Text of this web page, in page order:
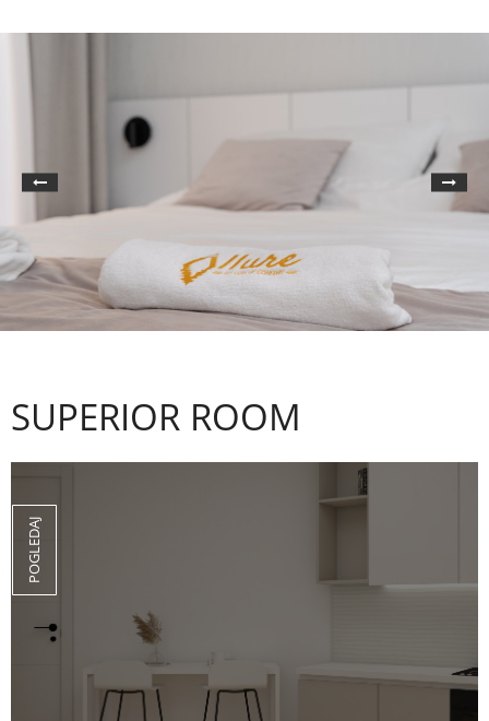
SUPERIOR ROOM
POGLEDAJ